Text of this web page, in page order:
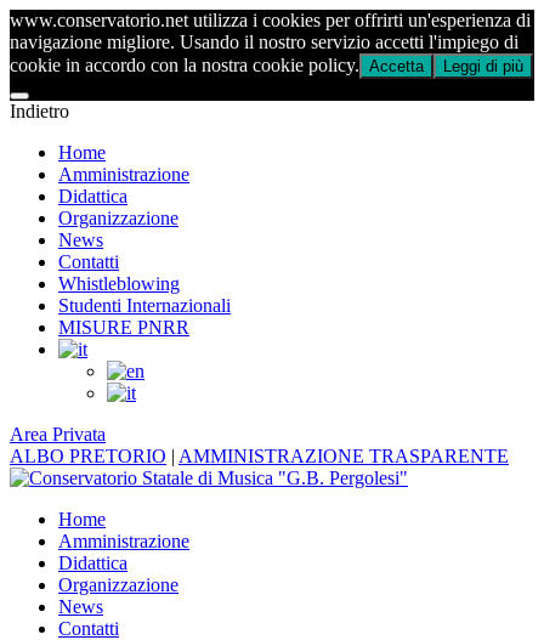
www.conservatorio.net utilizza i cookies per offrirti un'esperienza di
navigazione migliore. Usando il nostro servizio accetti l'impiego di
cookie in accordo con la nostra cookie policy. Accetta Leggi di più
Indietro
Home
Amministrazione
Didattica
Organizzazione
News
Contatti
Whistleblowing
Studenti Internazionali
MISURE PNRR
Area Privata
ALBO PRETORIO | AMMINISTRAZIONE TRASPARENTE
Home
Amministrazione
Didattica
Organizzazione
News
Contatti